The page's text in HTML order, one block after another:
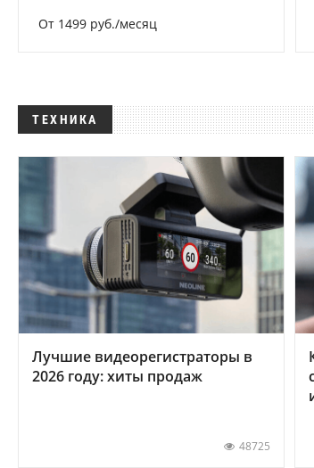
От 1499 руб./месяц
ТЕХНИКА
Лучшие видеорегистраторы в
2026 году: хиты продаж
48725